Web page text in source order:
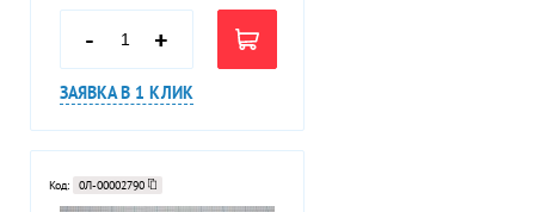
- +
ЗАЯВКА В 1 КЛИК
Код: 0Л-00002790